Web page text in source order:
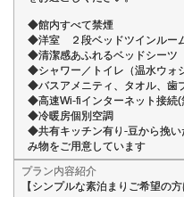
◆館内すべて禁煙
◆洋室 ２段ベッドツインルー
◆清潔感あふれるベッドシーツ
◆シャワー／トイレ（温水ウォ
◆バスアメニティ、タオル、歯
◆高速Wi-fiインターネット接続(
◆冷暖房個別空調
◆共有キッチン有り-豆から挽い
み物をご用意しています
プラン内容紹介
【シンプルな素泊まりご希望の方